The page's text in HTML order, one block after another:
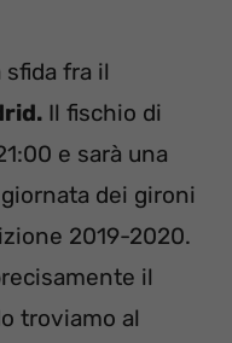
fra il
Il fischio di
e sarà una
dei gironi
2019-2020.
il
troviamo al